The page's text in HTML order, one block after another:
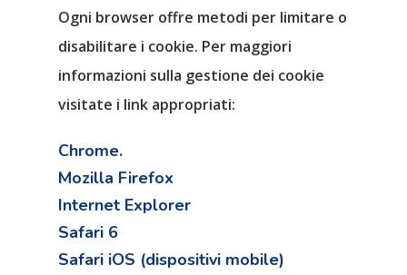
Ogni browser offre metodi per limitare o
disabilitare i cookie. Per maggiori
informazioni sulla gestione dei cookie
visitate i link appropriati:
Chrome.
Mozilla Firefox
Internet Explorer
Safari 6
Safari iOS (dispositivi mobile)